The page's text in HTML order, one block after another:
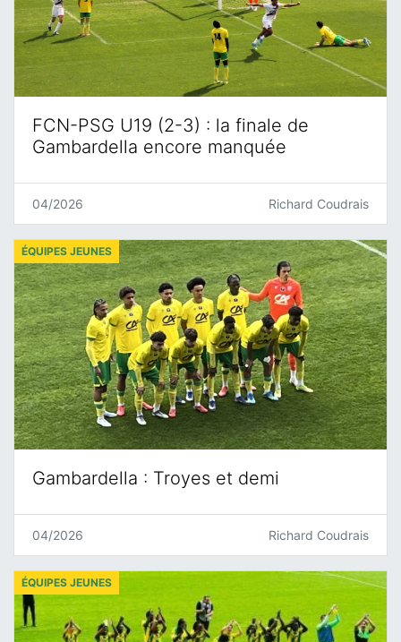
FCN-PSG U19 (2-3) : la finale de
Gambardella encore manquée
04/2026 Richard Coudrais
Gambardella : Troyes et demi
ÉQUIPES JEUNES
04/2026 Richard Coudrais
ÉQUIPES JEUNES